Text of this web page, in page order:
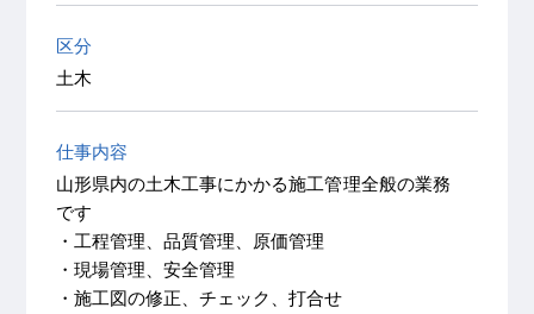
区分
土木
仕事内容
山形県内の土木工事にかかる施工管理全般の業務
です
・工程管理、品質管理、原価管理
・現場管理、安全管理
・施工図の修正、チェック、打合せ